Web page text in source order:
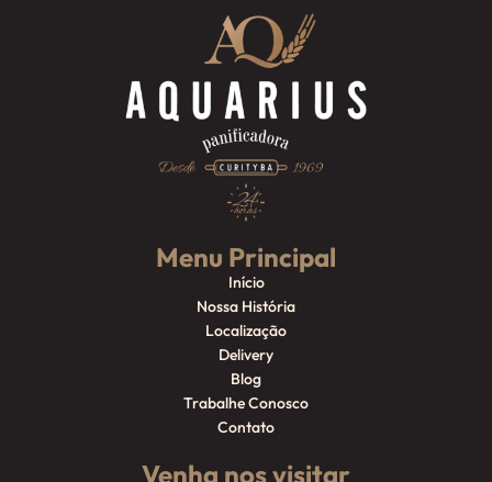
Menu Principal
Início
Nossa História
Localização
Delivery
Blog
Trabalhe Conosco
Contato
Venha nos visitar